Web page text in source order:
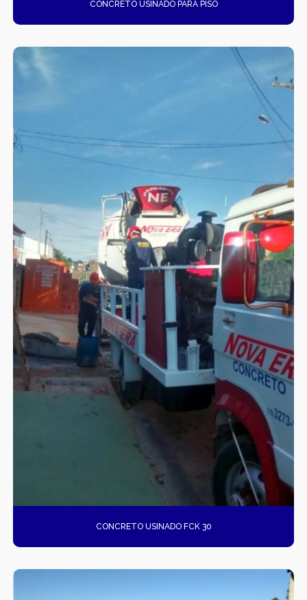
CONCRETO USINADO PARA PISO
CONCRETO USINADO FCK 30